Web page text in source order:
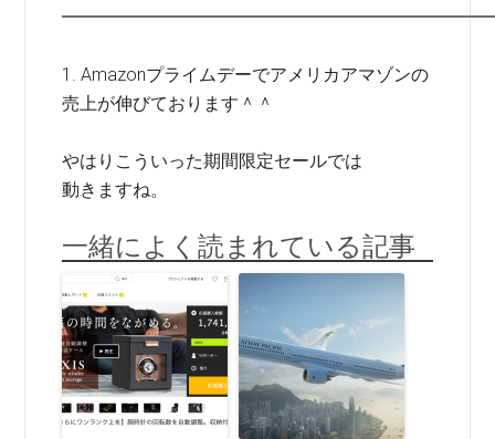
1. Amazonプライムデーでアメリカアマゾンの
売上が伸びております＾＾
やはりこういった期間限定セールでは
動きますね。
一緒によく読まれている記事